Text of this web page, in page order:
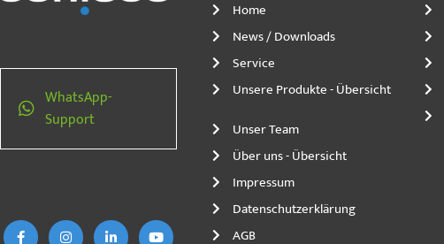
WhatsApp-
Support
b
o
a
g
e
d
u
b
Home
News / Downloads
Service
Unsere Produkte - Übersicht
Unser Team
Über uns - Übersicht
Impressum
Datenschutzerklärung
AGB